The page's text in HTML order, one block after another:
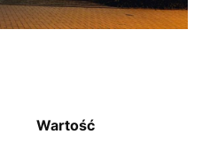
Wartość